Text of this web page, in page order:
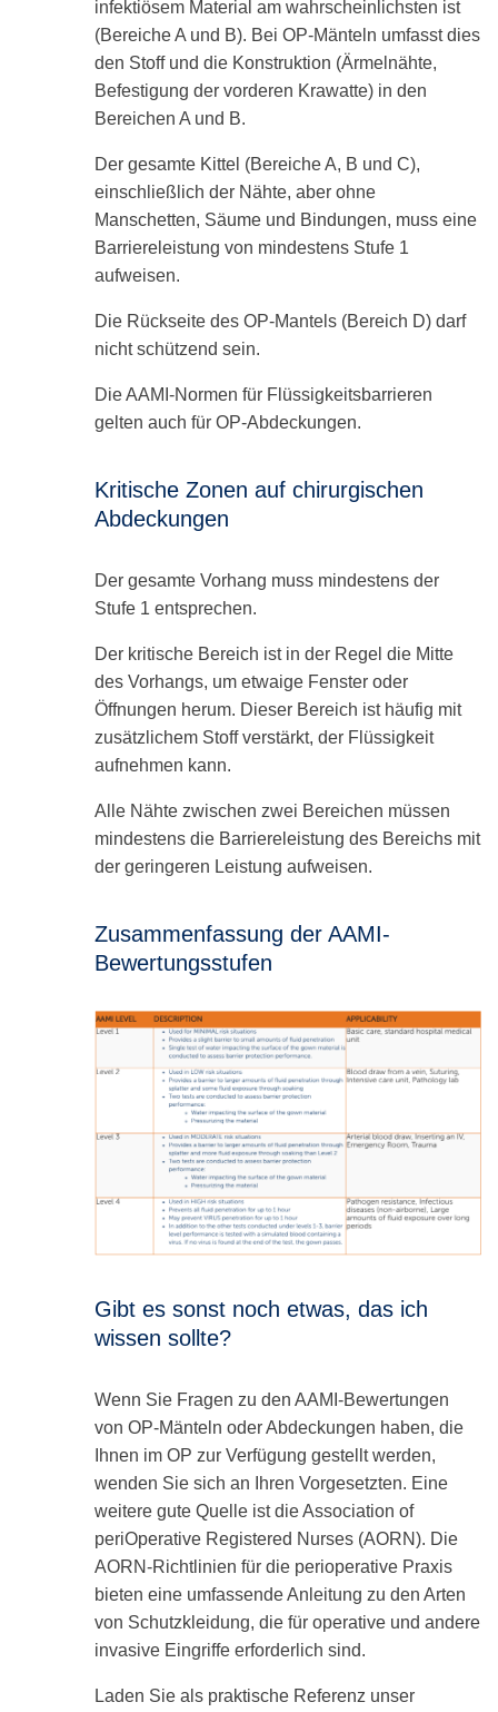
infektiösem Material am wahrscheinlichsten ist
(Bereiche A und B). Bei OP-Mänteln umfasst dies
den Stoff und die Konstruktion (Ärmelnähte,
Befestigung der vorderen Krawatte) in den
Bereichen A und B.
Der gesamte Kittel (Bereiche A, B und C),
einschließlich der Nähte, aber ohne
Manschetten, Säume und Bindungen, muss eine
Barriereleistung von mindestens Stufe 1
aufweisen.
Die Rückseite des OP-Mantels (Bereich D) darf
nicht schützend sein.
Die AAMI-Normen für Flüssigkeitsbarrieren
gelten auch für OP-Abdeckungen.
Kritische Zonen auf chirurgischen
Abdeckungen
Der gesamte Vorhang muss mindestens der
Stufe 1 entsprechen.
Der kritische Bereich ist in der Regel die Mitte
des Vorhangs, um etwaige Fenster oder
Öffnungen herum. Dieser Bereich ist häufig mit
zusätzlichem Stoff verstärkt, der Flüssigkeit
aufnehmen kann.
Alle Nähte zwischen zwei Bereichen müssen
mindestens die Barriereleistung des Bereichs mit
der geringeren Leistung aufweisen.
Zusammenfassung der AAMI-
Bewertungsstufen
Gibt es sonst noch etwas, das ich
wissen sollte?
Wenn Sie Fragen zu den AAMI-Bewertungen
von OP-Mänteln oder Abdeckungen haben, die
Ihnen im OP zur Verfügung gestellt werden,
wenden Sie sich an Ihren Vorgesetzten. Eine
weitere gute Quelle ist die Association of
periOperative Registered Nurses (AORN). Die
AORN-Richtlinien für die perioperative Praxis
bieten eine umfassende Anleitung zu den Arten
von Schutzkleidung, die für operative und andere
invasive Eingriffe erforderlich sind.
Laden Sie als praktische Referenz unser